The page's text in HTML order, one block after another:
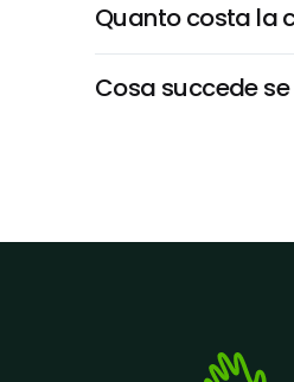
Quanto costa la
Cosa succede se